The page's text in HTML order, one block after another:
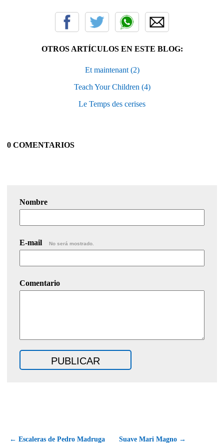
OTROS ARTÍCULOS EN ESTE BLOG:
Et maintenant (2)
Teach Your Children (4)
Le Temps des cerises
0 COMENTARIOS
Nombre
E-mail No será mostrado.
Comentario
← Escaleras de Pedro Madruga Suave Mari Magno →